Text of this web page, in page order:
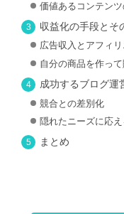
価値あるコンテン
収益化の手段とそ
広告収入とアフィリ
自分の商品を作っ
成功するブログ運
競合との差別化
隠れたニーズに応
まとめ